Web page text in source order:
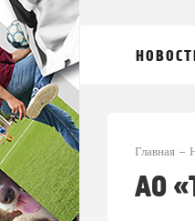
Главная
АО